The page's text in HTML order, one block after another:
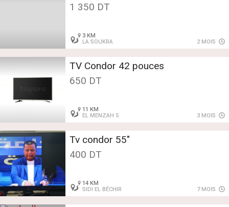
1 350 DT
3 KM
LA SOUKRA
2 MOIS
TV Condor 42 pouces
650 DT
11 KM
EL MENZAH 5
3 MOIS
Tv condor 55"
400 DT
14 KM
SIDI EL BÉCHIR
7 MOIS